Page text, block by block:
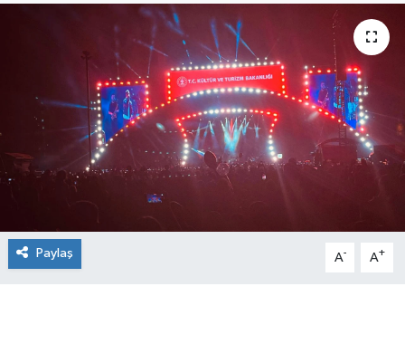
Paylaş A- A+